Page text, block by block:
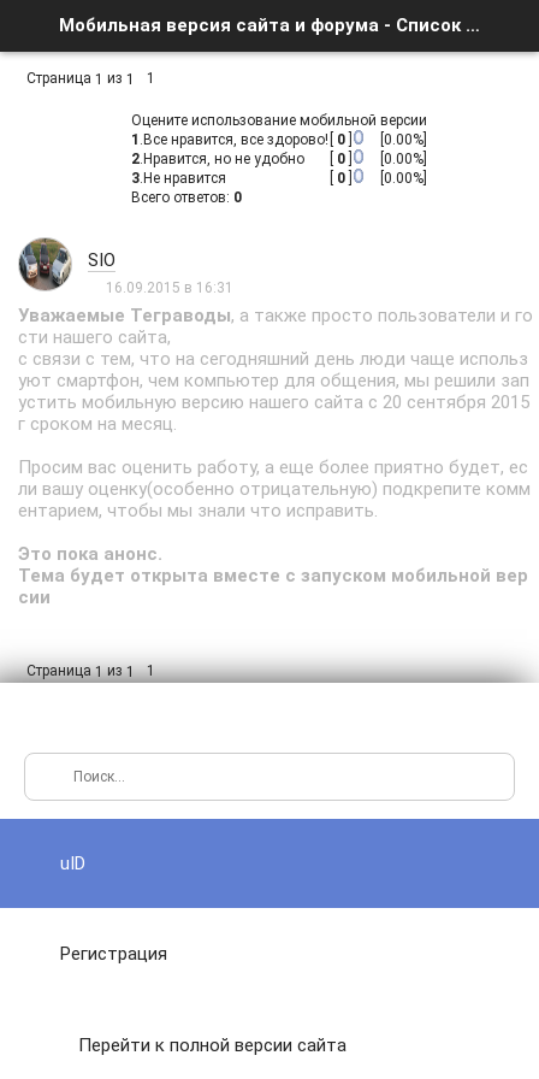
Мобильная версия сайта и форума - Список форумов
Страница 1 из 1 1
Оцените использование мобильной версии
1 . Все нравится, все здорово! 0]
[0.00%]
2. Нравится, но не удобно 0]
[0.00%]
3. Не нравится 0]
[0.00%]
Всего ответов: 0
SIO
16.09.2015 в 16:31
Уважаемые Теграводы, а также просто пользователи и го
сти нашего сайта,
с связи с тем, что на сегодняшний день люди чаще использ
уют смартфон, чем компьютер для общения, мы решили зап
устить мобильную версию нашего сайта с 20 сентября 2015
г сроком на месяц.
Просим вас оценить работу, а еще более приятно будет, ес
ли вашу оценку(особенно отрицательную) подкрепите комм
ентарием, чтобы мы знали что исправить.
Это пока анонс.
Тема будет открыта вместе с запуском мобильной вер
сии
Страница1из1 1
uID
Регистрация
Перейти к полной версии сайта